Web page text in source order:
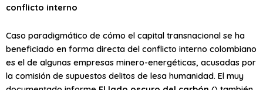
conflicto interno
Caso paradigmático de cómo el capital transnacional se ha
beneficiado en forma directa del conflicto interno colombiano
es el de algunas empresas minero-energéticas, acusadas por
la comisión de supuestos delitos de lesa humanidad. El muy